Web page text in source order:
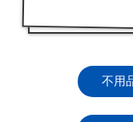
不用